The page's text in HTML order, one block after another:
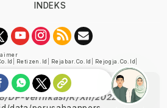
INDEKS
Retizen.id Rejabar.co.id Rejogja.co.id
oleh Dewan Pers
DP-Verifikasi/K/XII/2022